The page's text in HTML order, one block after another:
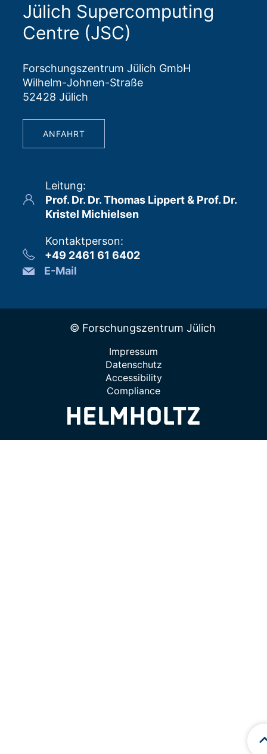
Jülich Supercomputing
Centre (JSC)
Forschungszentrum Jülich GmbH
Wilhelm-Johnen-Straße
52428 Jülich
ANFAHRT
Leitung:
Prof. Dr. Dr. Thomas Lippert & Prof. Dr.
Kristel Michielsen
Kontaktperson:
+49 2461 61 6402
E-Mail
© Forschungszentrum Jülich
Impressum
Datenschutz
Accessibility
Compliance